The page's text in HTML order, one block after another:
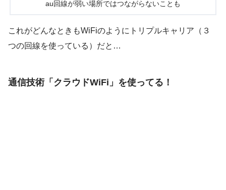
au回線が弱い場所ではつながらないことも
これがどんなときもWiFiのようにトリプルキャリア（３
つの回線を使っている）だと…
通信技術「クラウドWiFi」を使ってる！